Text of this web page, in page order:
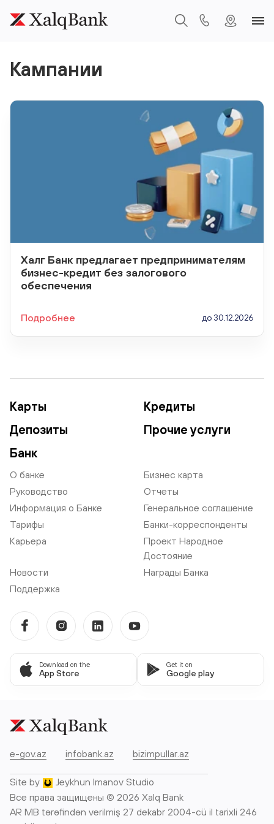
Кампании
Халг Банк предлагает предпринимателям
бизнес-кредит без залогового
обеспечения
Подробнее до 30.12.2026
Карты
Кредиты
Депозиты
Прочие услуги
Банк
О банке
Бизнес карта
Руководство
Отчеты
Информация о Банке
Генеральное соглашение
Тарифы
Банки-корреспонденты
Карьера
Проект Народное
Достояние
Новости
Награды Банка
Поддержка
Download on the
App Store
Get it on
Google play
e-gov.az infobank.az bizimpullar.az
Site by
Jeykhun Imanov Studio
Все права защищены © 2026 Xalq Bank
AR MB tərəfindən verilmiş 27 dekabr 2004-cü il tarixli 246